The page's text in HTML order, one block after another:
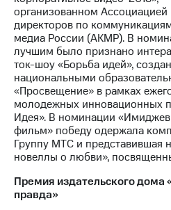
организованном Ассоциацией
директоров по
медиа России (АКМР). В
лучшим было признано
ток-шоу «Борьба идей»,
национальными
«Просвещение» в рамках
молодежных инновационных
Идея». В номинации
фильм» победу одержала
Группу МТС и представившая
новеллы о любви»,
Премия издательского дома
правда»